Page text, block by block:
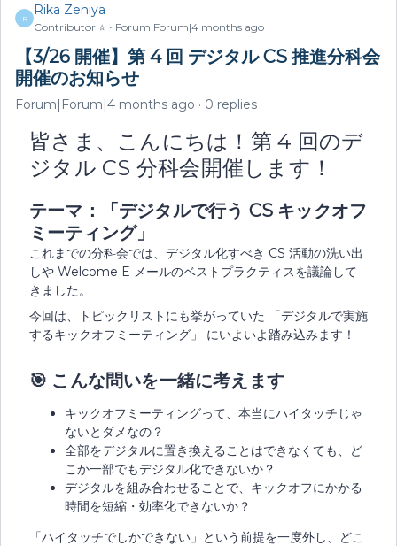
R
Rika Zeniya
Contributor ⭐️ Forum|Forum|4 months ago
【3/26 開催】第 4 回 デジタル CS 推進分科会
開催のお知らせ
Forum|Forum|4 months ago 0 replies
皆さま、こんにちは！第 4 回のデ
ジタル CS 分科会開催します！
テーマ：「デジタルで行う CS キックオフ
ミーティング」
これまでの分科会では、デジタル化すべき CS 活動の洗い出
しや Welcome E メールのベストプラクティスを議論して
きました。
今回は、トピックリストにも挙がっていた 「デジタルで実施
するキックオフミーティング」 にいよいよ踏み込みます！
🎯 こんな問いを一緒に考えます
キックオフミーティングって、本当にハイタッチじゃ
ないとダメなの？
全部をデジタルに置き換えることはできなくても、ど
こか一部でもデジタル化できないか？
デジタルを組み合わせることで、キックオフにかかる
時間を短縮・効率化できないか？
「ハイタッチでしかできない」という前提を一度外し、どこ